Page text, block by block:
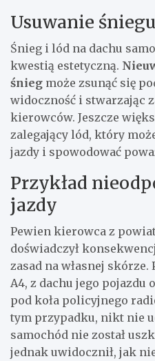
Usuwanie
Śnieg i lód na dachu
kwestią estetyczną.
śnieg może zsunąć się
widoczność i stwarzając
kierowców. Jeszcze
zalegający lód, który
jazdy i spowodować
Przykład
jazdy
Pewien kierowca z
doświadczył
zasad na własnej skórze.
A4, z dachu jego pojazdu
pod koła policyjnego
tym przypadku, nikt nie
samochód nie został
jednak uwidocznił, jak